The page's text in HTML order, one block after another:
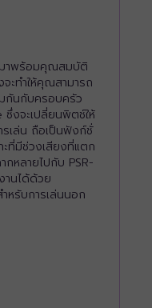
าพร้อมคุณสมบัติ
ะทำให้คุณสามารถ
กันกับครอบครัว
งจะเปลี่ยนพิตช์ให้
รเล่น ถือเป็นฟังก์ชั่
ะที่มีช่วงเสียงที่แตก
หลายไปกับ PSR-
านได้ด้วย
หรับการเล่นนอก